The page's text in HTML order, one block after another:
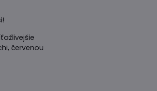
červenou